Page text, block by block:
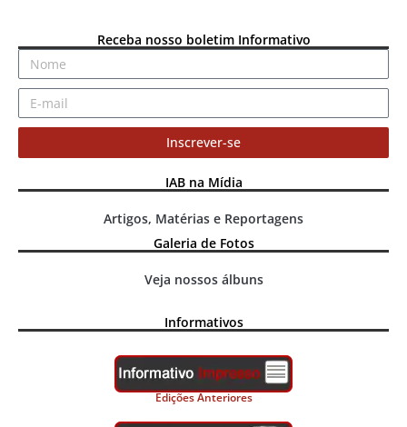
Receba nosso boletim Informativo
Inscrever-se
IAB na Mídia
Artigos, Matérias e Reportagens
Galeria de Fotos
Veja nossos álbuns
Informativos
Edições Anteriores